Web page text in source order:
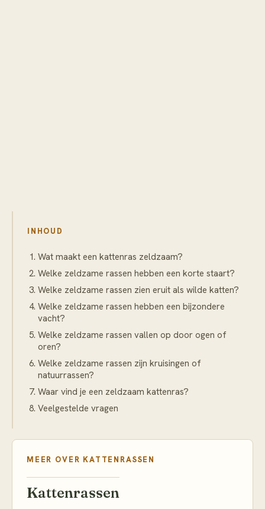
INHOUD
Wat maakt een kattenras zeldzaam?
Welke zeldzame rassen hebben een korte staart?
Welke zeldzame rassen zien eruit als wilde katten?
Welke zeldzame rassen hebben een bijzondere
vacht?
Welke zeldzame rassen vallen op door ogen of
oren?
Welke zeldzame rassen zijn kruisingen of
natuurrassen?
Waar vind je een zeldzaam kattenras?
Veelgestelde vragen
MEER OVER KATTENRASSEN
Kattenrassen